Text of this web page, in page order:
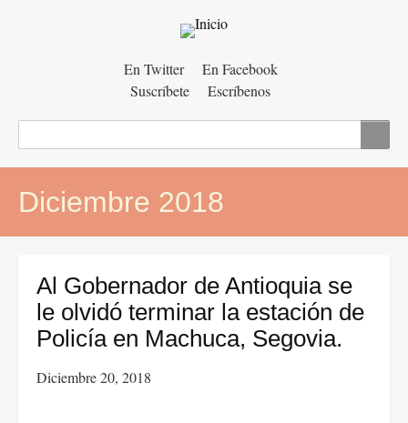
En Twitter
En Facebook
Suscríbete
Escríbenos
Diciembre 2018
Al Gobernador de Antioquia se
le olvidó terminar la estación de
Policía en Machuca, Segovia.
Diciembre 20, 2018